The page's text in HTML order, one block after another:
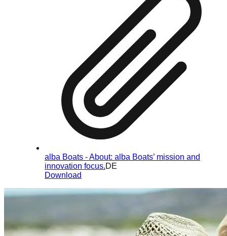
alba Boats - About: alba Boats’ mission and
innovation focus.DE
Download